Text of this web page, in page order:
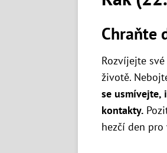
Chraňte
Rozvíjejte
životě.
se usmívejte,
kontakty.
hezčí den